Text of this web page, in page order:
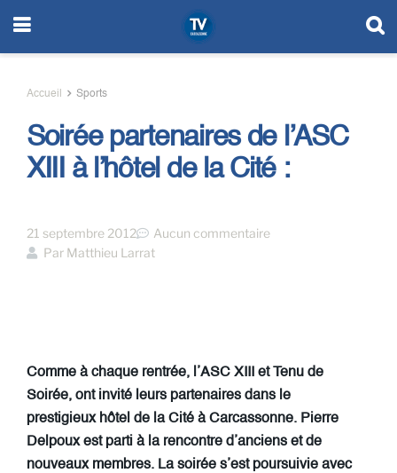
Accueil Sports
Soirée partenaires de l’ASC
XIII à l’hôtel de la Cité :
21 septembre 2012
Aucun commentaire
Par Matthieu Larrat
Comme à chaque rentrée, l’ASC XIII et Tenu de
Soirée, ont invité leurs partenaires dans le
prestigieux hôtel de la Cité à Carcassonne. Pierre
Delpoux est parti à la rencontre d’anciens et de
nouveaux membres. La soirée s’est poursuivie avec